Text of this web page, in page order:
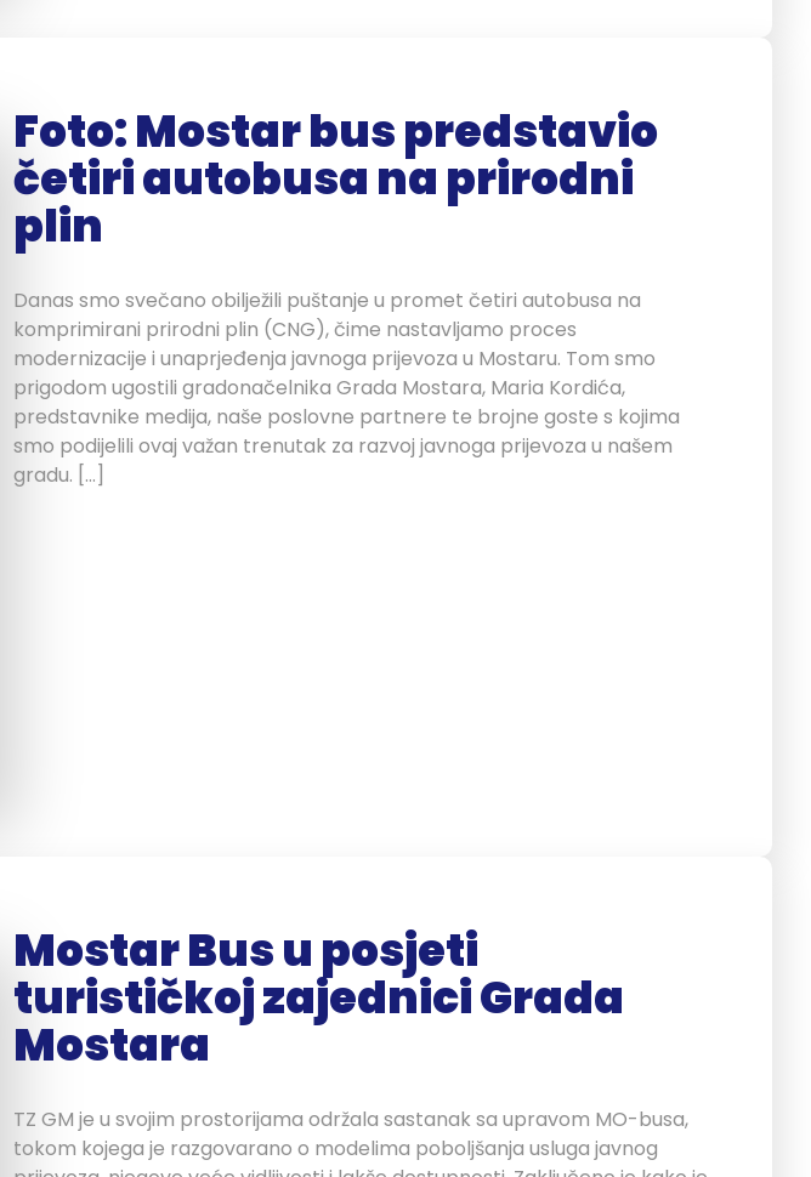
Foto: Mostar bus predstavio
četiri autobusa na prirodni
plin
Danas smo svečano obilježili puštanje u promet četiri autobusa na
komprimirani prirodni plin (CNG), čime nastavljamo proces
modernizacije i unaprjeđenja javnoga prijevoza u Mostaru. Tom smo
prigodom ugostili gradonačelnika Grada Mostara, Maria Kordića,
predstavnike medija, naše poslovne partnere te brojne goste s kojima
smo podijelili ovaj važan trenutak za razvoj javnoga prijevoza u našem
gradu. […]
Mostar Bus u posjeti
turističkoj zajednici Grada
Mostara
TZ GM je u svojim prostorijama održala sastanak sa upravom MO-busa,
tokom kojega je razgovarano o modelima poboljšanja usluga javnog